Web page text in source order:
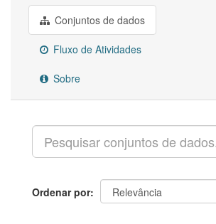
Conjuntos de dados
Fluxo de Atividades
Sobre
Ordenar por